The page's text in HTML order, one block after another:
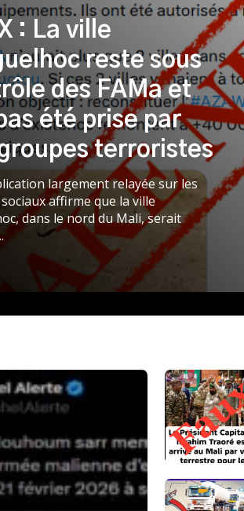
: La ville
reste sous
des FAMa et
été prise par
terroristes
largement relayée sur les
affirme que la ville
dans le nord du Mali, serait